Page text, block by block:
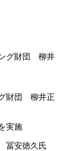
グ財団 柳井正
実施